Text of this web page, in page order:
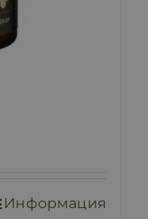
Информация